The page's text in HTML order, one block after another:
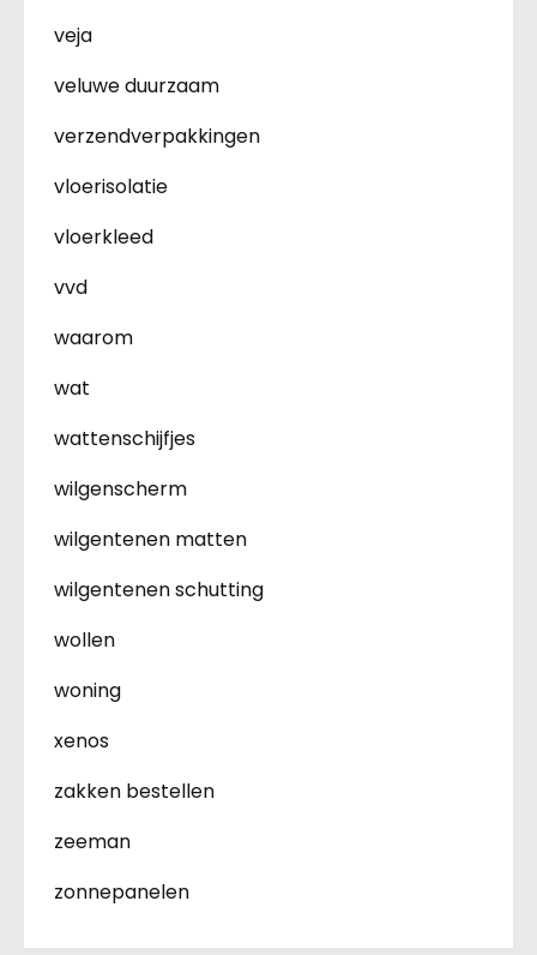
veja
veluwe duurzaam
verzendverpakkingen
vloerisolatie
vloerkleed
vvd
waarom
wat
wattenschijfjes
wilgenscherm
wilgentenen matten
wilgentenen schutting
wollen
woning
xenos
zakken bestellen
zeeman
zonnepanelen